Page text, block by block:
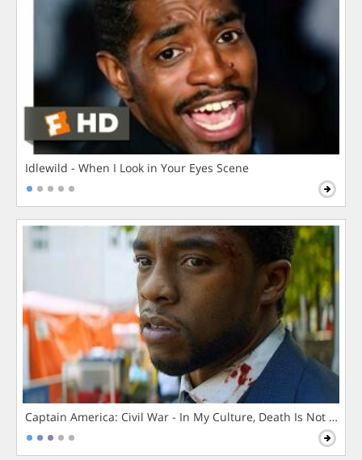
Idlewild - When I Look in Your Eyes Scene
Captain America: Civil War - In My Culture, Death Is Not The